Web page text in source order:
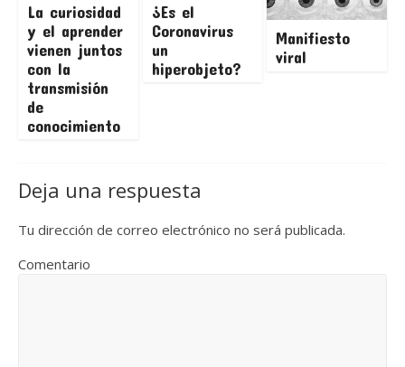
La curiosidad
y el aprender
vienen juntos
con la
transmisión
de
conocimiento
¿Es el
Coronavirus
un
hiperobjeto?
Manifiesto
viral
Deja una respuesta
Tu dirección de correo electrónico no será publicada.
Comentario